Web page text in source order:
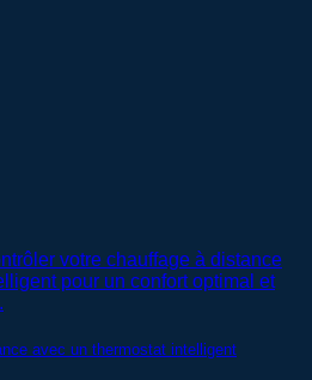
avec un thermostat intelligent